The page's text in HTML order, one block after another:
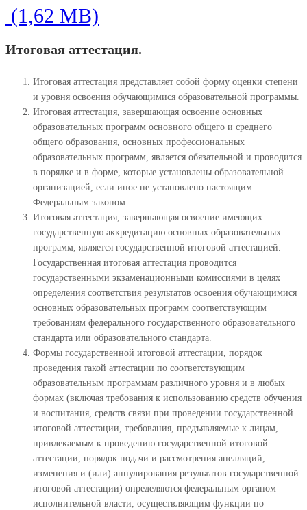
Итоговая аттестация.
Итоговая аттестация представляет собой форму оценки степени
и уровня освоения обучающимися образовательной программы.
Итоговая аттестация, завершающая освоение основных
образовательных программ основного общего и среднего
общего образования, основных профессиональных
образовательных программ, является обязательной и проводится
в порядке и в форме, которые установлены образовательной
организацией, если иное не установлено настоящим
Федеральным законом.
Итоговая аттестация, завершающая освоение имеющих
государственную аккредитацию основных образовательных
программ, является государственной итоговой аттестацией.
Государственная итоговая аттестация проводится
государственными экзаменационными комиссиями в целях
определения соответствия результатов освоения обучающимися
основных образовательных программ соответствующим
требованиям федерального государственного образовательного
стандарта или образовательного стандарта.
Формы государственной итоговой аттестации, порядок
проведения такой аттестации по соответствующим
образовательным программам различного уровня и в любых
формах (включая требования к использованию средств обучения
и воспитания, средств связи при проведении государственной
итоговой аттестации, требования, предъявляемые к лицам,
привлекаемым к проведению государственной итоговой
аттестации, порядок подачи и рассмотрения апелляций,
изменения и (или) аннулирования результатов государственной
итоговой аттестации) определяются федеральным органом
исполнительной власти, осуществляющим функции по